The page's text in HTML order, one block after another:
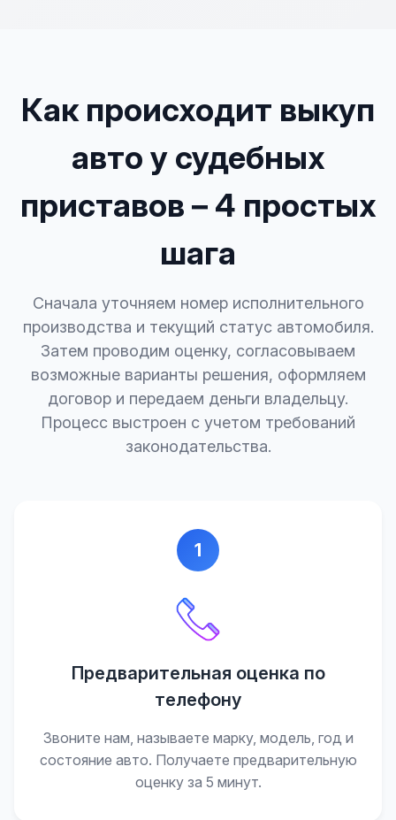
Как происходит выкуп
авто у судебных
приставов – 4 простых
шага
Сначала уточняем номер исполнительного
производства и текущий статус автомобиля.
Затем проводим оценку, согласовываем
возможные варианты решения, оформляем
договор и передаем деньги владельцу.
Процесс выстроен с учетом требований
законодательства.
1
Предварительная оценка по
телефону
Звоните нам, называете марку, модель, год и
состояние авто. Получаете предварительную
оценку за 5 минут.